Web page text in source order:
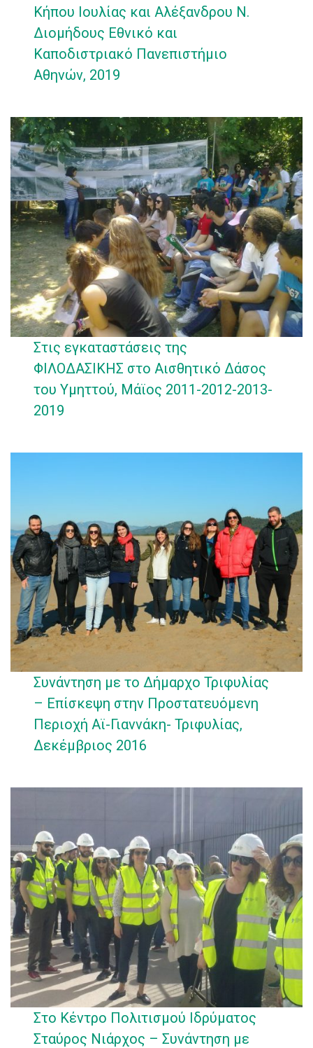
Κήπου Ιουλίας και Αλέξανδρου Ν.
Διομήδους Εθνικό και
Καποδιστριακό Πανεπιστήμιο
Αθηνών, 2019
Στις εγκαταστάσεις της
ΦΙΛΟΔΑΣΙΚΗΣ στο Αισθητικό Δάσος
του Υμηττού, Μάϊος 2011-2012-2013-
2019
Συνάντηση με το Δήμαρχο Τριφυλίας
– Επίσκεψη στην Προστατευόμενη
Περιοχή Αϊ-Γιαννάκη- Τριφυλίας,
Δεκέμβριος 2016
Στο Κέντρο Πολιτισμού Ιδρύματος
Σταύρος Νιάρχος – Συνάντηση με